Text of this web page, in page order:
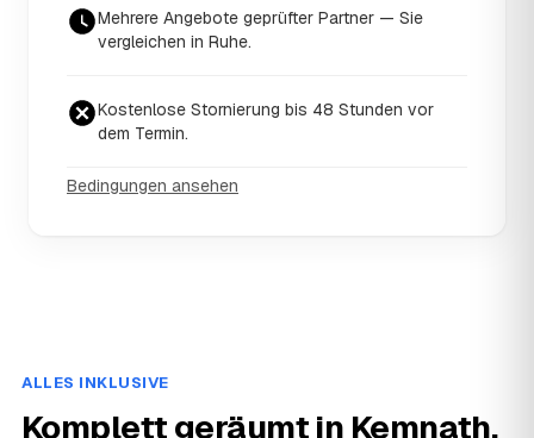
Mehrere Angebote geprüfter Partner — Sie
vergleichen in Ruhe.
Kostenlose Stornierung bis 48 Stunden vor
dem Termin.
Bedingungen ansehen
ALLES INKLUSIVE
Komplett geräumt in Kemnath,